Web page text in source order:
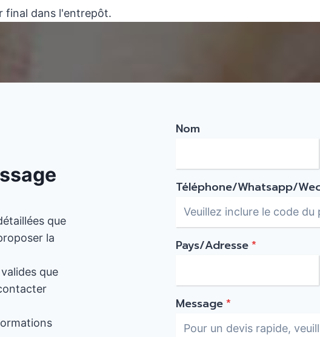
final dans l'entrepôt.
que
la
que
Nom
Téléphone/Whatsapp/
Pays/Adresse*
Message*